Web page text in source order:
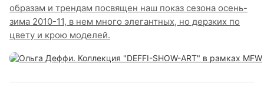
образам и трендам посвящен наш показ сезона осень-
зима 2010-11, в нем много элегантных, но дерзких по
цвету и крою моделей.